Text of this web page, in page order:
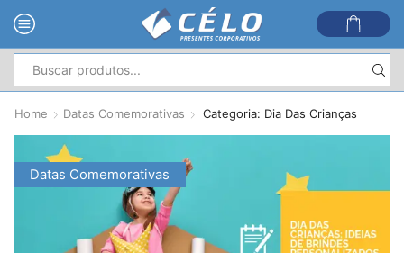
de
pesquisa
Home Datas Comemorativas Categoria: Dia Das Crianças
Datas Comemorativas